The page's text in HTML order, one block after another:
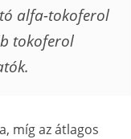
alfa-tokoferol
tokoferol
míg az átlagos